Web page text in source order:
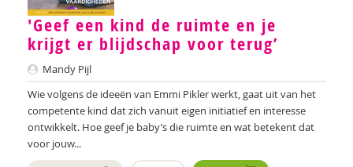
Miriam Barendregt
Ana del Barrio Saiz
Rina Bartels
Zeina Bassa
Daniëlla Bastin
'Geef een kind de ruimte en je
krijgt er blijdschap voor terug’
Mandy Pijl
Wie volgens de ideeën van Emmi Pikler werkt, gaat uit van het
competente kind dat zich vanuit eigen initiatief en interesse
ontwikkelt. Hoe geef je baby’s die ruimte en wat betekent dat
voor jouw...